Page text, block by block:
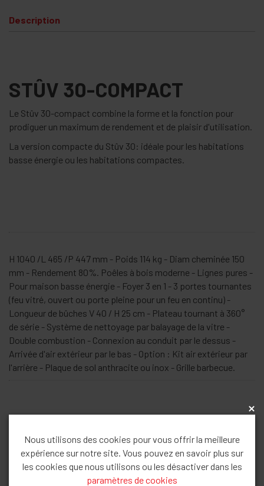
Description
STÛV 30-COMPACT
Le Stûv 30-compact combine la forme et la fonction pour
prodiguer un maximum de rendement et de plaisir d'utilisation.
La version compacte du Stûv 30: idéale pour les habitations
basse énergie ou les habitations compactes.
H 1040 /L 465 /P 447 mm - Poids 114 kg - Diam cheminée 150
mm - Rendement 80%. Poêles à bois moderne - Lignes pures -
Pour maison basse énergie - Foyer 3 en 1 - 3 portes tournantes
(feu vitré, ouvert ou porte pleine pour un feu en continu) -
Longueur de bûches V 40 / H 25 cm - Plateau tournant à 360°
de série - Système de nettoyage par balayage de la vitre -
Double combustion - Connexion au conduit par le dessus -
Arrivée d'air extérieur par le bas - Option : Kit air extérieur par
l'arrière - Plaque de sol anthracite ou inox - Grille barbecue.
x
Nous utilisons des cookies pour vous offrir la meilleure
expérience sur notre site. Vous pouvez en savoir plus sur
les cookies que nous utilisons ou les désactiver dans les
paramètres de cookies